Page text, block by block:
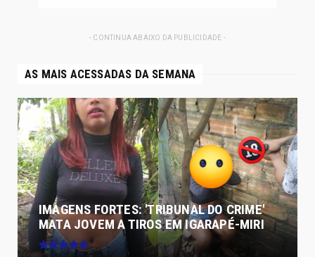
- CONTINUA ABAIXO DA PUBLICIDADE -
AS MAIS ACESSADAS DA SEMANA
IMAGENS FORTES: 'TRIBUNAL DO CRIME'
MATA JOVEM A TIROS EM IGARAPÉ-MIRI